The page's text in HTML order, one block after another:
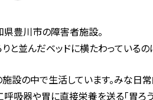
県豊川市の障害者施設。
りと並んだベッドに横たわっているの
施設の中で生活しています。みな日
呼吸器や胃に直接栄養を送る「胃ろう